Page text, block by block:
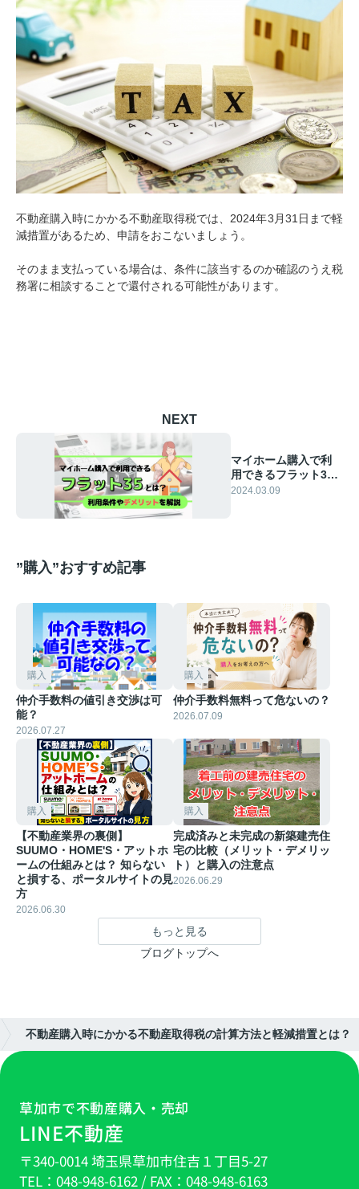
不動産購入時にかかる不動産取得税では、2024年3月31日まで軽
減措置があるため、申請をおこないましょう。
そのまま支払っている場合は、条件に該当するのか確認のうえ税
務署に相談することで還付される可能性があります。
NEXT
マイホーム購入で利
用できるフラット35
とは？利用条件やデ
2024.03.09
”購入”おすすめ記事
購入
仲介手数料の値引き交渉は可
能？
2026.07.27
購入
仲介手数料無料って危ないの？
2026.07.09
購入
【不動産業界の裏側】
SUUMO・HOME'S・アットホ
ームの仕組みとは？ 知らない
と損する、ポータルサイトの見
方
2026.06.30
購入
完成済みと未完成の新築建売住
宅の比較（メリット・デメリッ
ト）と購入の注意点
2026.06.29
もっと見る
ブログトップへ
不動産購入時にかかる不動産取得税の計算方法と軽減措置とは？
草加市で不動産購入・売却
LINE不動産
〒340-0014 埼玉県草加市住吉１丁目5-27
TEL： 048-948-6162/ FAX： 048-948-6163